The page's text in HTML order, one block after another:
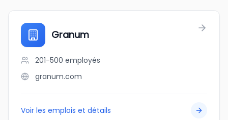
Granum
201-500 employés
granum.com
Voir les emplois et détails